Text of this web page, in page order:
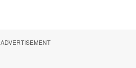
ADVERTISEMENT